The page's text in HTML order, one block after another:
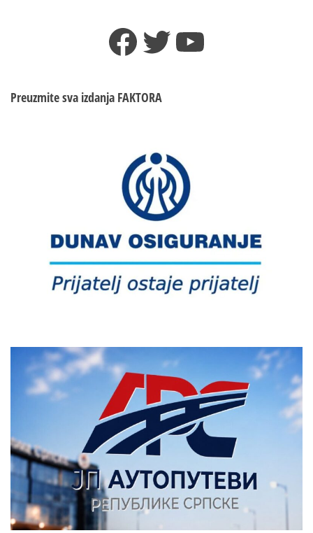
kod
Ajfelove
kule
Facebook
TwitterYouTube
Preuzmite sva izdanja FAKTORA